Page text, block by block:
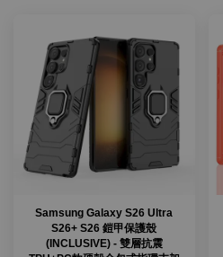
Samsung Galaxy S26 Ultra
S26+ S26 鎧甲保護殼
(INCLUSIVE) - 雙層抗震